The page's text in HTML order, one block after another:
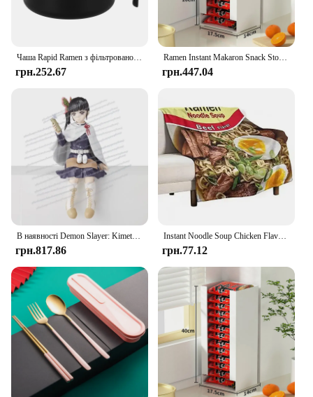
Чаша Rapid Ramen з фільтрованою кришкою 1200 мл Міска для локшини Ramen для мікрохвильової печі Миска для приготування рамен без бісфенолу А з ручкою для гуртожитку коледжу
грн.252.67
Ramen Instant Makaron Snack Storage Box Desktop Stacked with Sundries Facial Mask Cup Локшина Коробка для зберігання Органайзер
грн.447.04
В наявності Demon Slayer: Kimetsu No Yaiba Figure Tanjiro Zenitsu Nezuko Sitting Position Doll Instant Noodle Press
грн.817.86
Instant Noodle Soup Chicken Flavor Ramen Blanket Soft Comfort Lightweight Flannel Fluffy Microfiber Sofa Bed Plush Blanket
грн.77.12